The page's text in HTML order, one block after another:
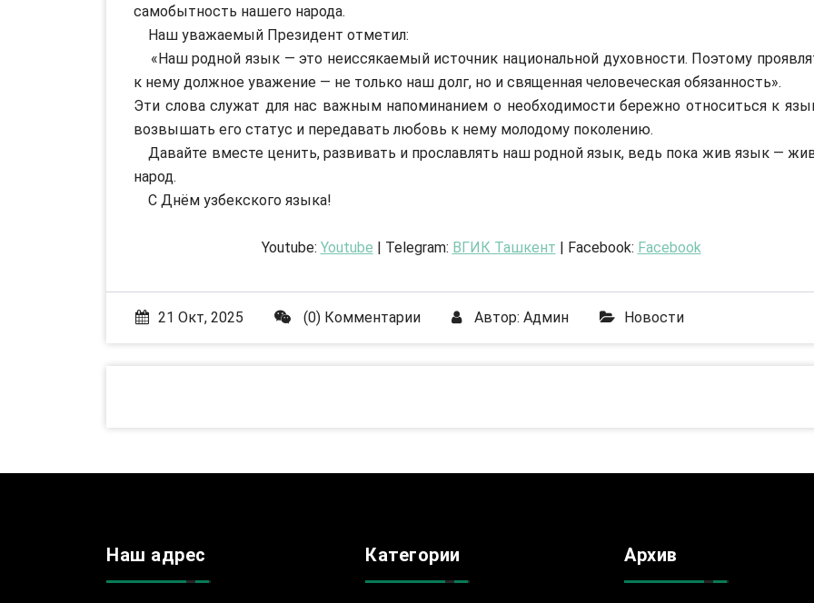
самобытность нашего народа.
Наш уважаемый Президент отметил:
«Наш родной язык — это неиссякаемый источник национальной духовности. Поэтому
к нему должное уважение — не только наш долг, но и священная человеческая обязанность».
Эти слова служат для нас важным напоминанием о необходимости бережно относиться к
возвышать его статус и передавать любовь к нему молодому поколению.
Давайте вместе ценить, развивать и прославлять наш родной язык, ведь пока жив язык —
народ.
С Днём узбекского языка!
Youtube: Youtube | Telegram: ВГИК Ташкент | Facebook: Facebook
21 Окт, 2025 (0) Комментарии Автор: Админ Новости
Наш адрес Категории Архив